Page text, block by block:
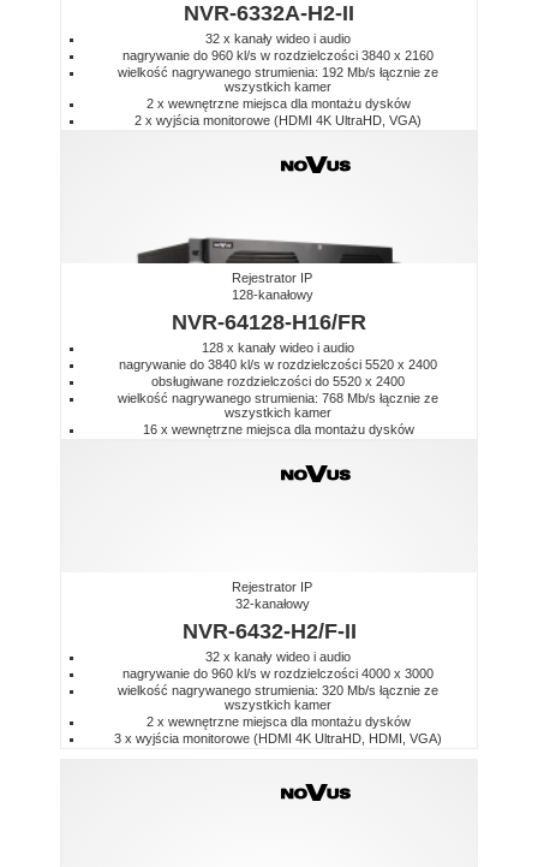
NVR-6332A-H2-II
32 x kanały wideo i audio
nagrywanie do 960 kl/s w rozdzielczości 3840 x 2160
wielkość nagrywanego strumienia: 192 Mb/s łącznie ze
wszystkich kamer
2 x wewnętrzne miejsca dla montażu dysków
2 x wyjścia monitorowe (HDMI 4K UltraHD, VGA)
Rejestrator IP
128-kanałowy
NVR-64128-H16/FR
128 x kanały wideo i audio
nagrywanie do 3840 kl/s w rozdzielczości 5520 x 2400
obsługiwane rozdzielczości do 5520 x 2400
wielkość nagrywanego strumienia: 768 Mb/s łącznie ze
wszystkich kamer
16 x wewnętrzne miejsca dla montażu dysków
Rejestrator IP
32-kanałowy
NVR-6432-H2/F-II
32 x kanały wideo i audio
nagrywanie do 960 kl/s w rozdzielczości 4000 x 3000
wielkość nagrywanego strumienia: 320 Mb/s łącznie ze
wszystkich kamer
2 x wewnętrzne miejsca dla montażu dysków
3 x wyjścia monitorowe (HDMI 4K UltraHD, HDMI, VGA)